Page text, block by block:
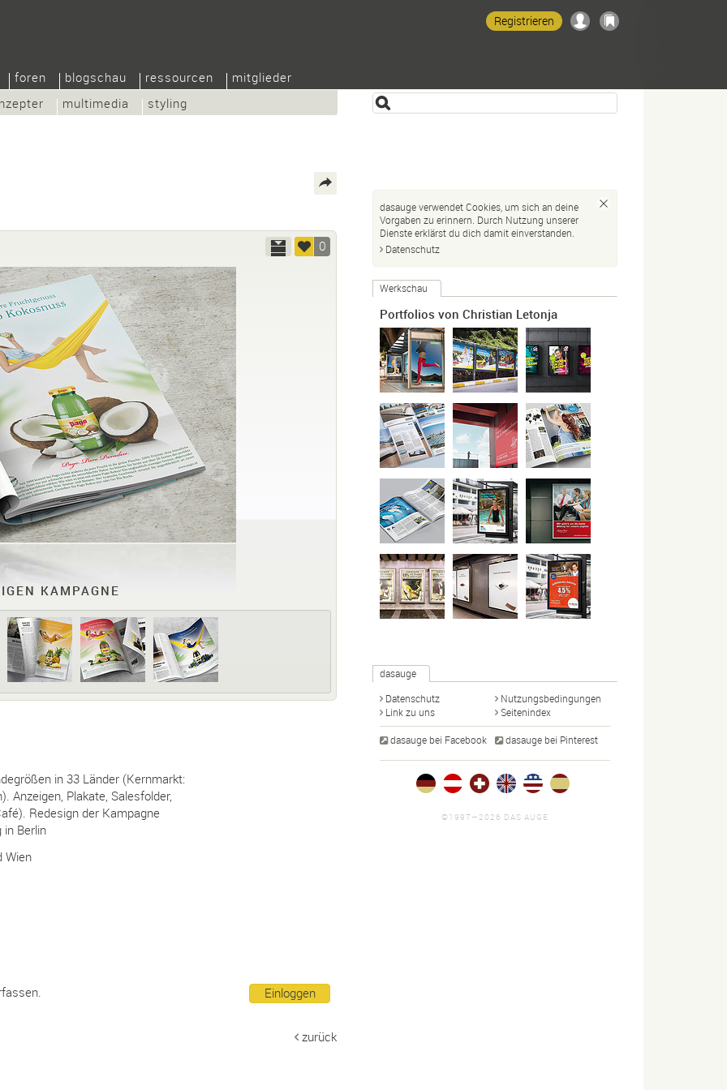
multimedia styling
foren blogschau ressourcen mitglieder
Registrieren
KAMPAGNE
0
in 33 Länder (Kernmarkt:
Anzeigen, Plakate, Salesfolder,
Redesign der Kampagne
Berlin
Wien
Einloggen
zurück
dasauge verwendet Cookies, um sich an deine
Vorgaben zu erinnern. Durch Nutzung unserer
Dienste erklärst du dich damit einverstanden.
Datenschutz
Werkschau
Portfolios von Christian Letonja
dasauge
Datenschutz
Nutzungsbedingungen
Link zu uns
Seitenindex
dasauge bei Facebook dasauge bei Pinterest
©1997—2026 DAS AUGE